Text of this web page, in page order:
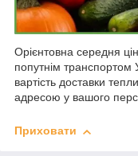
Орієнтовна середня
попутнім
вартість доставки
адресою у вашого
Приховати